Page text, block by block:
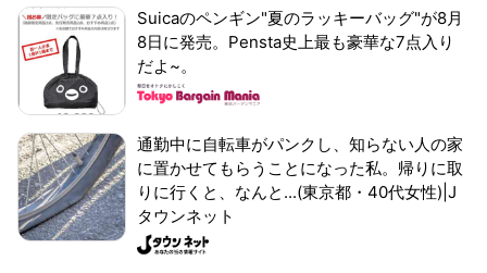
Suicaのペンギン"夏のラッキーバッグ"が8月
8日に発売。Pensta史上最も豪華な7点入り
だよ~。
通勤中に自転車がパンクし、知らない人の家
に置かせてもらうことになった私。帰りに取
りに行くと、なんと...(東京都・40代女性)|J
タウンネット